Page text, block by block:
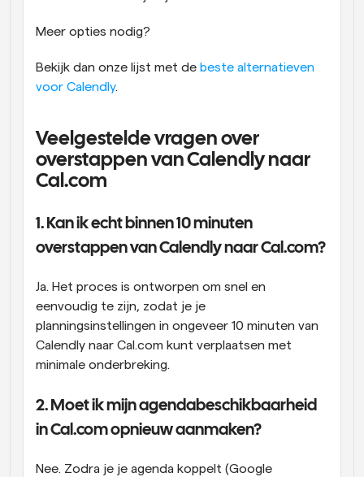
Meer opties nodig?
Bekijk dan onze lijst met de beste alternatieven
voor Calendly.
Veelgestelde vragen over
overstappen van Calendly naar
Cal.com
1. Kan ik echt binnen 10 minuten
overstappen van Calendly naar Cal.com?
Ja. Het proces is ontworpen om snel en
eenvoudig te zijn, zodat je je
planningsinstellingen in ongeveer 10 minuten van
Calendly naar Cal.com kunt verplaatsen met
minimale onderbreking.
2. Moet ik mijn agendabeschikbaarheid
in Cal.com opnieuw aanmaken?
Nee. Zodra je je agenda koppelt (Google